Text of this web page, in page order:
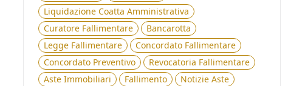
Liquidazione Coatta Amministrativa
Curatore Fallimentare
Bancarotta
Legge Fallimentare
Concordato Fallimentare
Concordato Preventivo
Revocatoria Fallimentare
Aste Immobiliari
Fallimento Notizie Aste